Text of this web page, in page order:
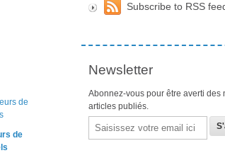
de
Subscribe to RSS
Newsletter
Abonnez-vous pour être averti des
articles publiés.
Email